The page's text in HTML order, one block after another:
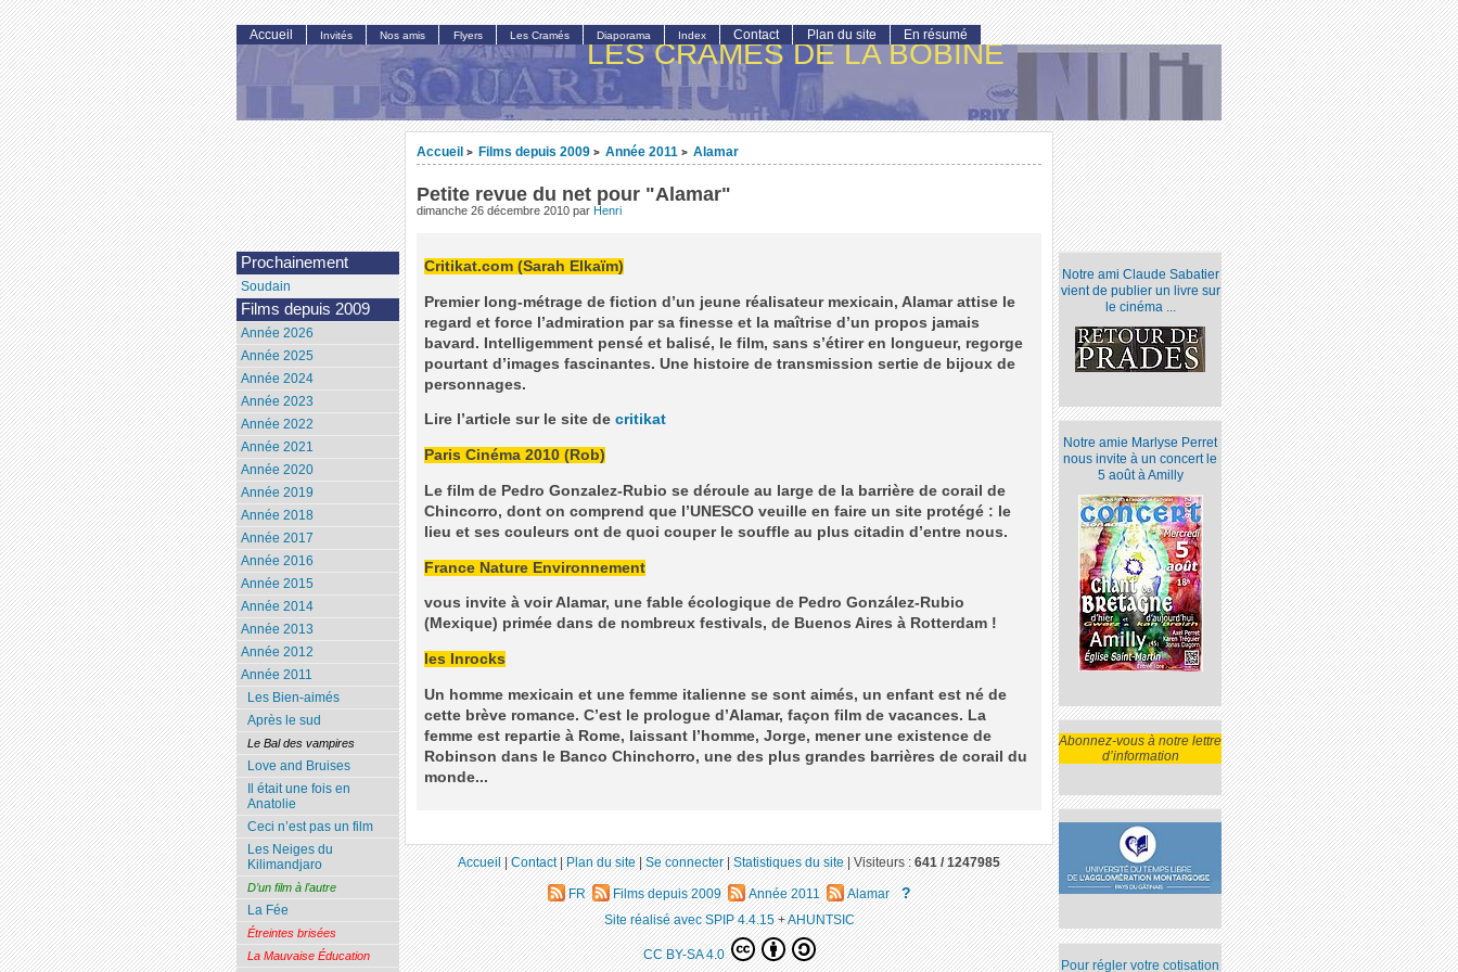
LES CRAMÉS DE LA BOBINE
Accueil > Films depuis 2009 > Année 2011 > Alamar
Petite revue du net pour "Alamar"
dimanche 26 décembre 2010 par Henri
Critikat.com (Sarah Elkaïm)
Premier long-métrage de fiction d’un jeune réalisateur mexicain, Alamar attise le
regard et force l’admiration par sa finesse et la maîtrise d’un propos jamais
bavard. Intelligemment pensé et balisé, le film, sans s’étirer en longueur, regorge
pourtant d’images fascinantes. Une histoire de transmission sertie de bijoux de
personnages.
Lire l’article sur le site de critikat
Paris Cinéma 2010 (Rob)
Le film de Pedro Gonzalez-Rubio se déroule au large de la barrière de corail de
Chincorro, dont on comprend que l’UNESCO veuille en faire un site protégé : le
lieu et ses couleurs ont de quoi couper le souffle au plus citadin d’entre nous.
France Nature Environnement
vous invite à voir Alamar, une fable écologique de Pedro González-Rubio
(Mexique) primée dans de nombreux festivals, de Buenos Aires à Rotterdam !
les Inrocks
Un homme mexicain et une femme italienne se sont aimés, un enfant est né de
cette brève romance. C’est le prologue d’Alamar, façon film de vacances. La
femme est repartie à Rome, laissant l’homme, Jorge, mener une existence de
Robinson dans le Banco Chinchorro, une des plus grandes barrières de corail du
monde...
Notre ami Claude Sabatier
vient de publier un livre sur
le cinéma ...
Notre amie Marlyse Perret
nous invite à un concert le
5 août à Amilly
Abonnez-vous à notre lettre
d’information
Pour régler votre cotisation
Accueil Invités Nos amis Flyers Les Cramés Diaporama Index Contact Plan du site En résumé
Prochainement
Soudain
Films depuis 2009
Année 2026
Année 2025
Année 2024
Année 2023
Année 2022
Année 2021
Année 2020
Année 2019
Année 2018
Année 2017
Année 2016
Année 2015
Année 2014
Année 2013
Année 2012
Année 2011
Les Bien-aimés
Après le sud
Le Bal des vampires
Love and Bruises
Il était une fois en
Anatolie
Ceci n’est pas un film
Les Neiges du
Kilimandjaro
D’un film à l’autre
La Fée
Étreintes brisées
La Mauvaise Éducation
Accueil|Contact|Plan du site|Se connecter|Statistiques du site|Visiteurs :641 / 1247985
FR Films depuis 2009 Année 2011 Alamar ?
Site réalisé avec SPIP 4.4.15+AHUNTSIC
CC BY-SA 4.0